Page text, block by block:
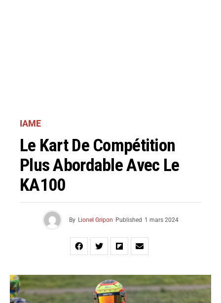
IAME
Le Kart De Compétition
Plus Abordable Avec Le
KA100
By Lionel Gripon Published 1 mars 2024